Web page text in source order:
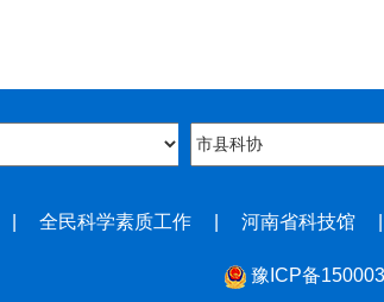
全民科学素质工作 河南省科技馆
豫ICP备